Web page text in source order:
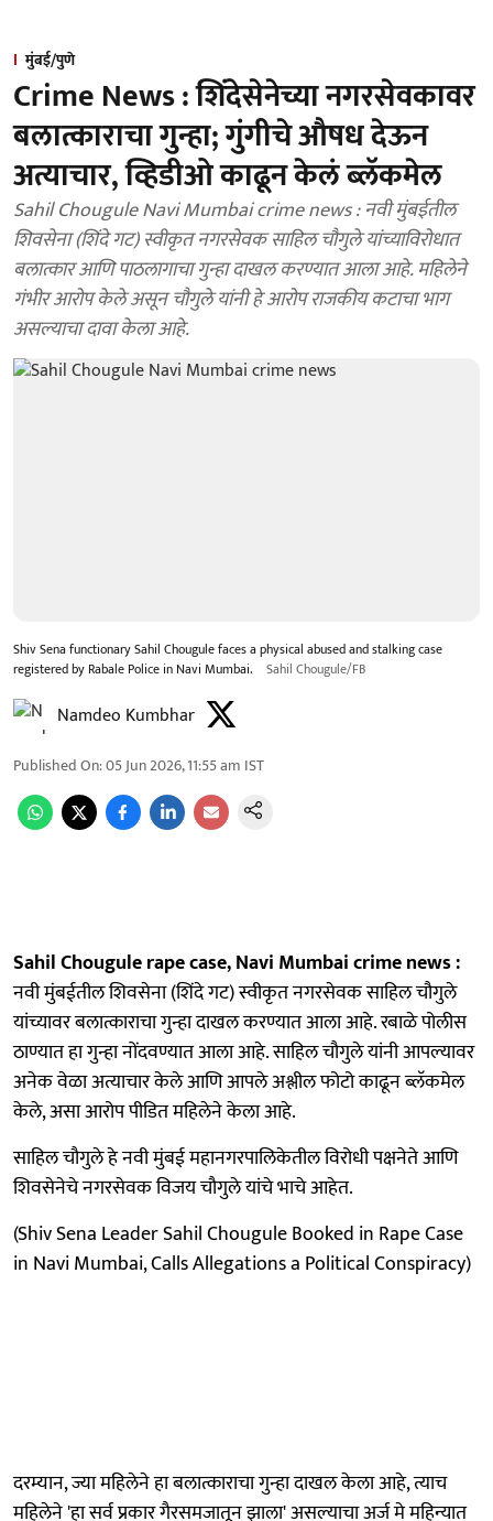
मुंबई/पुणे
Crime News : शिंदेसेनेच्या नगरसेवकावर
बलात्काराचा गुन्हा; गुंगीचे औषध देऊन
अत्याचार, व्हिडीओ काढून केलं ब्लॅकमेल
Sahil Chougule Navi Mumbai crime news : नवी मुंबईतील
शिवसेना (शिंदे गट) स्वीकृत नगरसेवक साहिल चौगुले यांच्याविरोधात
बलात्कार आणि पाठलागाचा गुन्हा दाखल करण्यात आला आहे. महिलेने
गंभीर आरोप केले असून चौगुले यांनी हे आरोप राजकीय कटाचा भाग
असल्याचा दावा केला आहे.
Shiv Sena functionary Sahil Chougule faces a physical abused and stalking case
registered by Rabale Police in Navi Mumbai.
Sahil Chougule/FB
Namdeo Kumbhar
Published On:05 Jun 2026, 11:55 am IST
Sahil Chougule rape case, Navi Mumbai crime news :
नवी मुंबईतील शिवसेना (शिंदे गट) स्वीकृत नगरसेवक साहिल चौगुले
यांच्यावर बलात्काराचा गुन्हा दाखल करण्यात आला आहे. रबाळे पोलीस
ठाण्यात हा गुन्हा नोंदवण्यात आला आहे. साहिल चौगुले यांनी आपल्यावर
अनेक वेळा अत्याचार केले आणि आपले अश्लील फोटो काढून ब्लॅकमेल
केले, असा आरोप पीडित महिलेने केला आहे.
साहिल चौगुले हे नवी मुंबई महानगरपालिकेतील विरोधी पक्षनेते आणि
शिवसेनेचे नगरसेवक विजय चौगुले यांचे भाचे आहेत.
(Shiv Sena Leader Sahil Chougule Booked in Rape Case
in Navi Mumbai, Calls Allegations a Political Conspiracy)
दरम्यान, ज्या महिलेने हा बलात्काराचा गुन्हा दाखल केला आहे, त्याच
महिलेने 'हा सर्व प्रकार गैरसमजातून झाला' असल्याचा अर्ज मे महिन्यात